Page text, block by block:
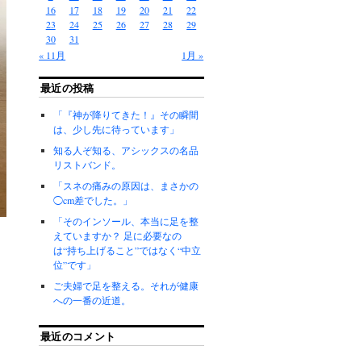
« 11月 1月 »
16
17 18 19 20 21
22
23
24 25 26 27 28
29
30
31
最近の投稿
「『神が降りてきた！』その瞬間
は、少し先に待っています」
知る人ぞ知る、アシックスの名品
リストバンド。
「スネの痛みの原因は、まさかの
◯cm差でした。」
「そのインソール、本当に足を整
えていますか？ 足に必要なの
は“持ち上げること”ではなく“中立
位”です」
ご夫婦で足を整える。それが健康
への一番の近道。
最近のコメント